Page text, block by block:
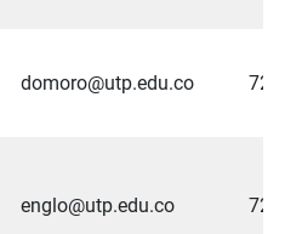
domoro@utp.edu.co 7286
englo@utp.edu.co 7286